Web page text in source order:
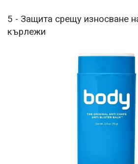
5 - Защита срещу износване
кърлежи